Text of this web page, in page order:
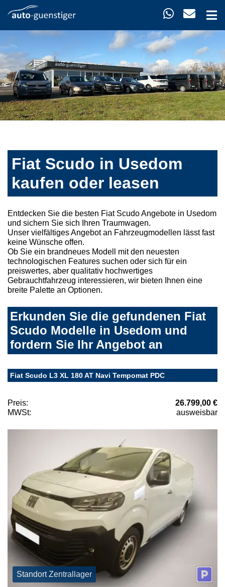
Fiat Scudo in Usedom
kaufen oder leasen
Entdecken Sie die besten Fiat Scudo Angebote in Usedom
und sichern Sie sich Ihren Traumwagen.
Unser vielfältiges Angebot an Fahrzeugmodellen lässt fast
keine Wünsche offen.
Ob Sie ein brandneues Modell mit den neuesten
technologischen Features suchen oder sich für ein
preiswertes, aber qualitativ hochwertiges
Gebrauchtfahrzeug interessieren, wir bieten Ihnen eine
breite Palette an Optionen.
Erkunden Sie die gefundenen Fiat
Scudo Modelle in Usedom und
fordern Sie Ihr Angebot an
Fiat Scudo L3 XL 180 AT Navi Tempomat PDC
Preis:
26.799,00 €
MWSt:
ausweisbar
Standort Zentrallager